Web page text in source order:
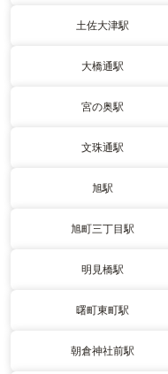
土佐大津駅
大橋通駅
宮の奥駅
文珠通駅
旭駅
旭町三丁目駅
明見橋駅
曙町東町駅
朝倉神社前駅